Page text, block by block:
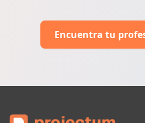
Encuentra tu